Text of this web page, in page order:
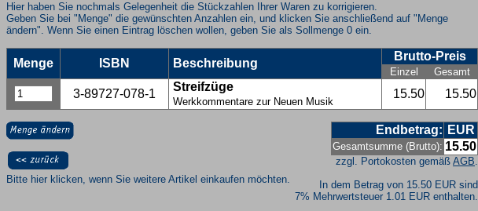
Hier haben Sie nochmals Gelegenheit die Stückzahlen Ihrer Waren zu korrigieren.
Geben Sie bei "Menge" die gewünschten Anzahlen ein, und klicken Sie anschließend auf "Menge
ändern". Wenn Sie einen Eintrag löschen wollen, geben Sie als Sollmenge 0 ein.
Menge ISBN Beschreibung
Brutto-Preis
Einzel Gesamt
3-89727-078-1
Streifzüge
Werkkommentare zur Neuen Musik
15.50 15.50
Endbetrag: EUR
Gesamtsumme (Brutto): 15.50
zzgl. Portokosten gemäß AGB.
In dem Betrag von 15.50 EUR sind
7% Mehrwertsteuer 1.01 EUR enthalten.
Bitte hier klicken, wenn Sie weitere Artikel einkaufen möchten.